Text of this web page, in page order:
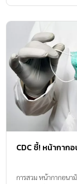
CDC ชี้! หน้ากาก
การสวม หน้ากากอน